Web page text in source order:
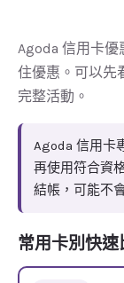
Agoda 信用卡優
住優惠。可以先
完整活動。
Agoda 信用卡
再使用符合資
結帳，可能不
常用卡別快速